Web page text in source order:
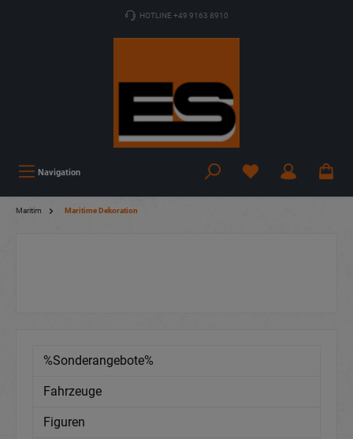
HOTLINE +49 9163 8910
Navigation
Maritim Maritime Dekoration
%Sonderangebote%
Fahrzeuge
Figuren